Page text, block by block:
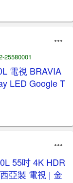
25580001
電視 BRAVIA
LED Google T
55吋 4K HDR
亞製 電視 | 金